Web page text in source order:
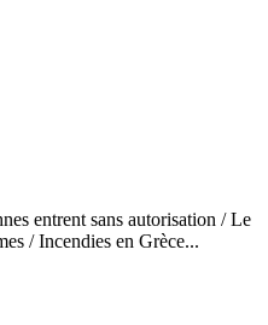
entrent sans autorisation / Le
/ Incendies en Grèce...